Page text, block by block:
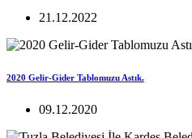
21.12.2022
2020 Gelir-Gider Tablomuzu Astık.
09.12.2020